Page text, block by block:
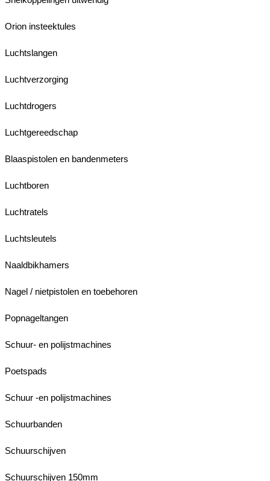
Orion insteektules
Luchtslangen
Luchtverzorging
Luchtdrogers
Luchtgereedschap
Blaaspistolen en bandenmeters
Luchtboren
Luchtratels
Luchtsleutels
Naaldbikhamers
Nagel / nietpistolen en toebehoren
Popnageltangen
Schuur- en polijstmachines
Poetspads
Schuur -en polijstmachines
Schuurbanden
Schuurschijven
Schuurschijven 150mm